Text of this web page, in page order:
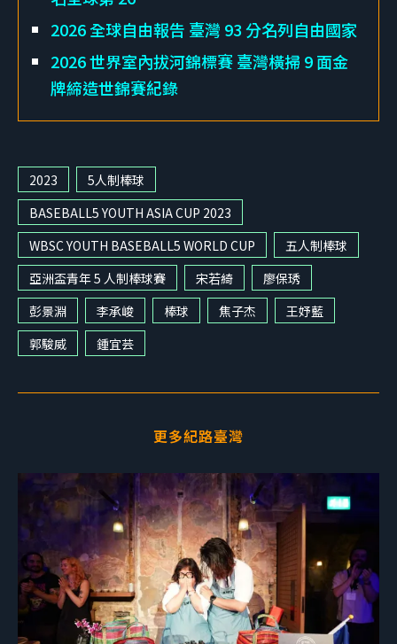
2026 全球自由報告 臺灣 93 分名列自由國家
2026 世界室內拔河錦標賽 臺灣橫掃 9 面金
牌締造世錦賽紀錄
2023
5人制棒球
BASEBALL5 YOUTH ASIA CUP 2023
WBSC YOUTH BASEBALL5 WORLD CUP
五人制棒球
亞洲盃青年 5 人制棒球賽
宋若綺
廖保琇
彭景淵
李承峻 棒球 焦子杰
王妤藍
郭駿威
鍾宜芸
更多紀路臺灣